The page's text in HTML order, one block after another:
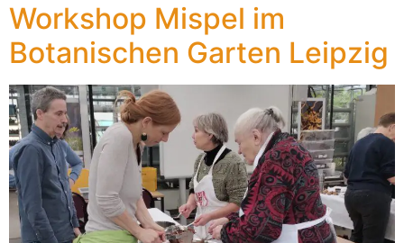
Workshop Mispel im
Botanischen Garten Leipzig